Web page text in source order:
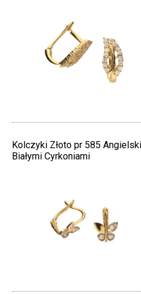
Kolczyki Złoto pr 585
Białymi Cyrkoniami